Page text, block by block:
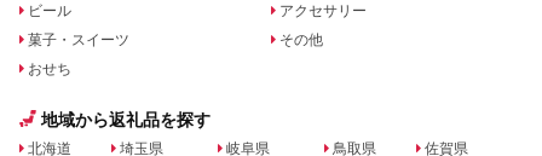
ビール
菓子・スイーツ
おせち
アクセサリー
その他
地域から返礼品を探す
北海道 埼玉県 岐阜県 鳥取県 佐賀県